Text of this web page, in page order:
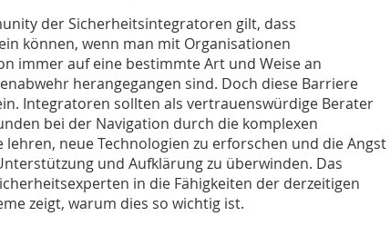
der Sicherheitsintegratoren gilt, dass
können, wenn man mit Organisationen
immer auf eine bestimmte Art und Weise an
herangegangen sind. Doch diese Barriere
Integratoren sollten als vertrauenswürdige Berater
bei der Navigation durch die komplexen
lehren, neue Technologien zu erforschen und die Angst
und Aufklärung zu überwinden. Das
in die Fähigkeiten der derzeitigen
zeigt, warum dies so wichtig ist.